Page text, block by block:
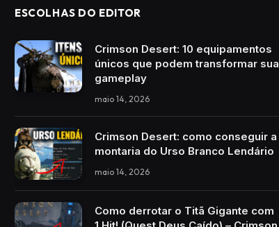
ESCOLHAS DO EDITOR
Crimson Desert: 10 equipamentos
únicos que podem transformar sua
gameplay
maio 14, 2026
Crimson Desert: como conseguir a
montaria do Urso Branco Lendário
maio 14, 2026
Como derrotar o Titã Gigante com